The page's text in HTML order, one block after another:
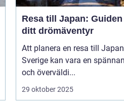
Resa till Japan:
ditt drömäventyr
Att planera en resa till
Sverige kan vara en
och överväldi...
29 oktober 2025